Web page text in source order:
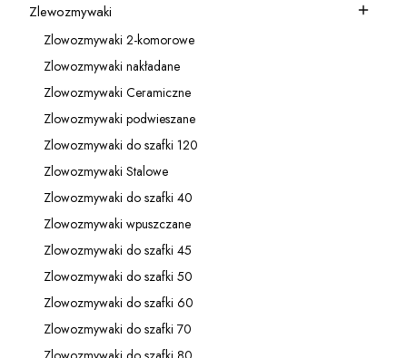
Kategoria - Zlewozmywaki
Zlewozmywaki
Kategoria - Zlowozmywaki 2-komorowe
Zlowozmywaki 2-komorowe
Kategoria - Zlowozmywaki nakładane
Zlowozmywaki nakładane
Kategoria - Zlowozmywaki Ceramiczne
Zlowozmywaki Ceramiczne
Kategoria - Zlowozmywaki podwieszane
Zlowozmywaki podwieszane
Kategoria - Zlowozmywaki do szafki 120
Zlowozmywaki do szafki 120
Kategoria - Zlowozmywaki Stalowe
Zlowozmywaki Stalowe
Kategoria - Zlowozmywaki do szafki 40
Zlowozmywaki do szafki 40
Kategoria - Zlowozmywaki wpuszczane
Zlowozmywaki wpuszczane
Kategoria - Zlowozmywaki do szafki 45
Zlowozmywaki do szafki 45
Kategoria - Zlowozmywaki do szafki 50
Zlowozmywaki do szafki 50
Kategoria - Zlowozmywaki do szafki 60
Zlowozmywaki do szafki 60
Kategoria - Zlowozmywaki do szafki 70
Zlowozmywaki do szafki 70